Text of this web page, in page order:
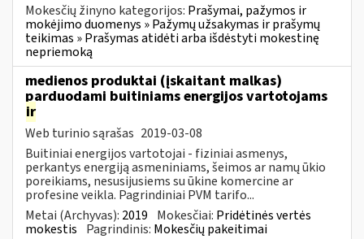
Mokesčių žinyno kategorijos: Prašymai, pažymos ir
mokėjimo duomenys » Pažymų užsakymas ir prašymų
teikimas » Prašymas atidėti arba išdėstyti mokestinę
nepriemoką
medienos produktai (įskaitant malkas)
parduodami buitiniams energijos vartotojams
ir
Web turinio sąrašas 2019-03-08
Buitiniai energijos vartotojai - fiziniai asmenys,
perkantys energiją asmeniniams, šeimos ar namų ūkio
poreikiams, nesusijusiems su ūkine komercine ar
profesine veikla. Pagrindiniai PVM tarifo...
Metai (Archyvas): 2019 Mokesčiai: Pridėtinės vertės
mokestis Pagrindinis: Mokesčių pakeitimai